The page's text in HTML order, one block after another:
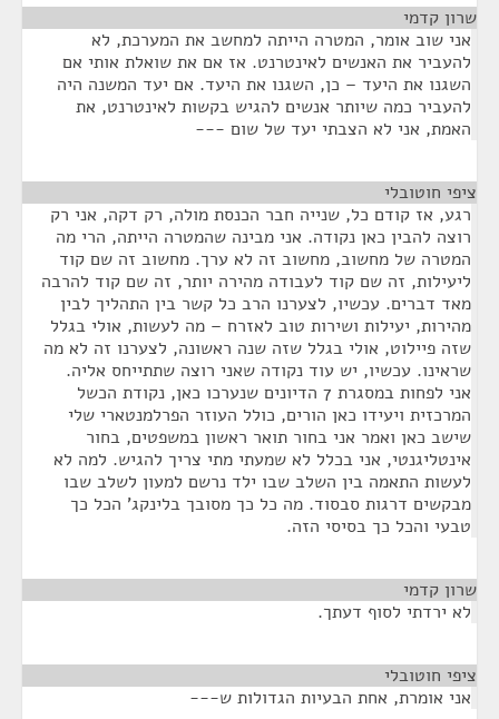
שרון קדמי
אני שוב אומר, המטרה הייתה למחשב את המערכת, לא
להעביר את האנשים לאינטרנט. אז אם את שואלת אותי אם
השגנו את היעד – כן, השגנו את היעד. אם יעד המשנה היה
להעביר כמה שיותר אנשים להגיש בקשות לאינטרנט, את
האמת, אני לא הצבתי יעד של שום ---
ציפי חוטובלי
רגע, אז קודם כל, שנייה חבר הכנסת מולה, רק דקה, אני רק
רוצה להבין כאן נקודה. אני מבינה שהמטרה הייתה, הרי מה
המטרה של מחשוב, מחשוב זה לא ערך. מחשוב זה שם קוד
ליעילות, זה שם קוד לעבודה מהירה יותר, זה שם קוד להרבה
מאד דברים. עכשיו, לצערנו הרב כל קשר בין התהליך לבין
מהירות, יעילות ושירות טוב לאזרח – מה לעשות, אולי בגלל
שזה פיילוט, אולי בגלל שזה שנה ראשונה, לצערנו זה לא מה
שראינו. עכשיו, יש עוד נקודה שאני רוצה שתתייחס אליה.
אני לפחות במסגרת 7 הדיונים שנערכו כאן, נקודת הכשל
המרכזית ויעידו כאן הורים, כולל העוזר הפרלמנטארי שלי
שישב כאן ואמר אני בחור תואר ראשון במשפטים, בחור
אינטליגנטי, אני בכלל לא שמעתי מתי צריך להגיש. למה לא
לעשות התאמה בין השלב שבו ילד נרשם למעון לשלב שבו
מבקשים דרגות סבסוד. מה כל כך מסובך בלינקג' הכל כך
טבעי והכל כך בסיסי הזה.
שרון קדמי
לא ירדתי לסוף דעתך.
ציפי חוטובלי
אני אומרת, אחת הבעיות הגדולות ש---